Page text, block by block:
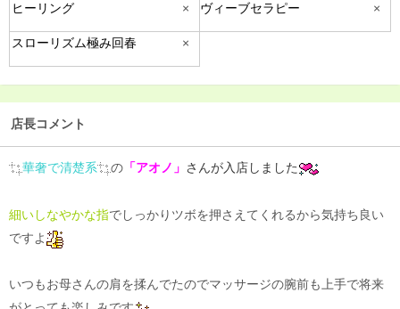
ヒーリング × ヴィーブセラピー ×
スローリズム極み回春 ×
店長コメント
華奢で清楚系 の 「アオノ」 さんが入店しました
細いしなやかな指でしっかりツボを押さえてくれるから気持ち良い
ですよ
いつもお母さんの肩を揉んでたのでマッサージの腕前も上手で将来